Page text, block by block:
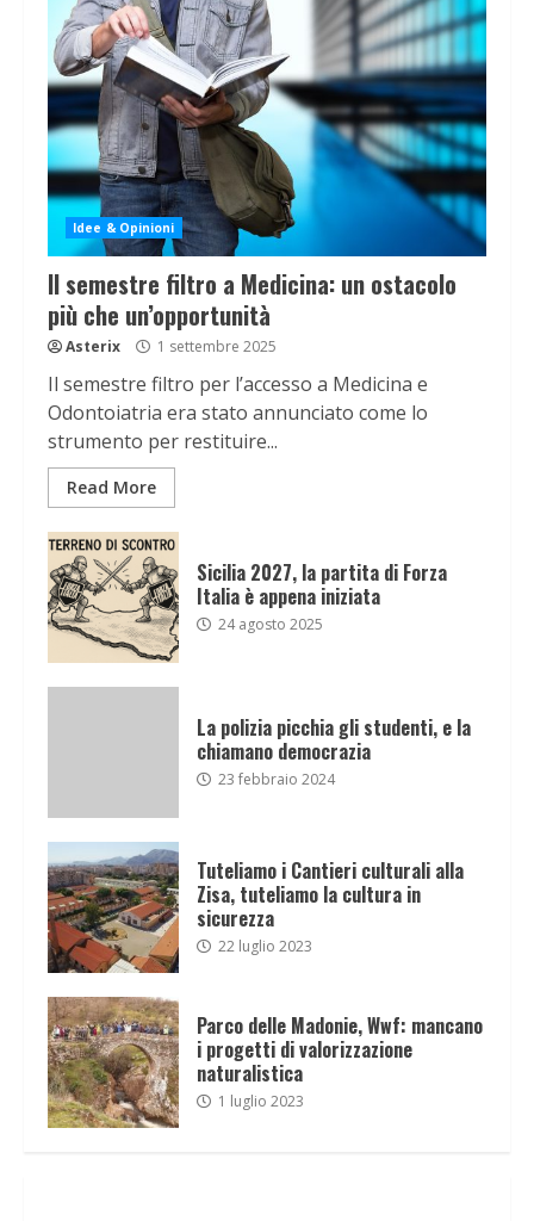
Idee & Opinioni
Il semestre filtro a Medicina: un ostacolo
più che un’opportunità
Asterix 1 settembre 2025
Il semestre filtro per l’accesso a Medicina e
Odontoiatria era stato annunciato come lo
strumento per restituire...
Read More
Sicilia 2027, la partita di Forza
Italia è appena iniziata
24 agosto 2025
La polizia picchia gli studenti, e la
chiamano democrazia
23 febbraio 2024
Tuteliamo i Cantieri culturali alla
Zisa, tuteliamo la cultura in
sicurezza
22 luglio 2023
Parco delle Madonie, Wwf: mancano
i progetti di valorizzazione
naturalistica
1 luglio 2023